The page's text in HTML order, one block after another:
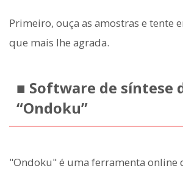
Primeiro, ouça as amostras e tente
que mais lhe agrada.
■ Software de síntese
“Ondoku”
"Ondoku" é uma ferramenta online